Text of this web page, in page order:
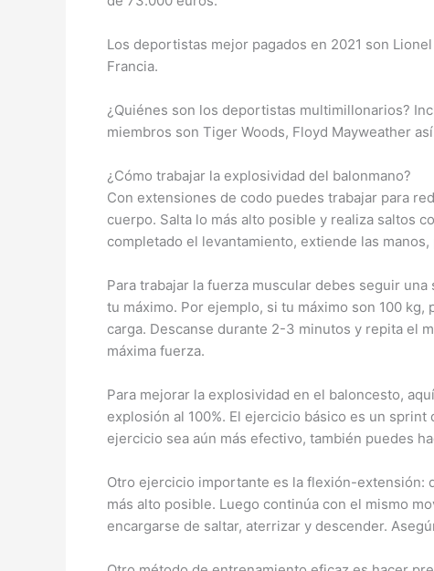
Los deportistas mejor pagados en 2021 son
Francia.
¿Quiénes son los deportistas multimillonarios?
miembros son Tiger Woods, Floyd Mayweather
¿Cómo trabajar la explosividad del balonmano?
Con extensiones de codo puedes trabajar para
cuerpo. Salta lo más alto posible y realiza saltos
completado el levantamiento, extiende las
Para trabajar la fuerza muscular debes seguir
tu máximo. Por ejemplo, si tu máximo son 100
carga. Descanse durante 2-3 minutos y repita el
máxima fuerza.
Para mejorar la explosividad en el baloncesto,
explosión al 100%. El ejercicio básico es un
ejercicio sea aún más efectivo, también puedes
Otro ejercicio importante es la flexión-extensión:
más alto posible. Luego continúa con el mismo
encargarse de saltar, aterrizar y descender.